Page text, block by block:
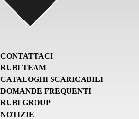
CONTATTACI
RUBI TEAM
CATALOGHI SCARICABILI
DOMANDE FREQUENTI
RUBI GROUP
NOTIZIE